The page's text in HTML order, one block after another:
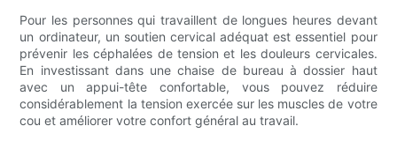
Pour les personnes qui travaillent de longues heures devant
un ordinateur, un soutien cervical adéquat est essentiel pour
prévenir les céphalées de tension et les douleurs cervicales.
En investissant dans une chaise de bureau à dossier haut
avec un appui-tête confortable, vous pouvez réduire
considérablement la tension exercée sur les muscles de votre
cou et améliorer votre confort général au travail.